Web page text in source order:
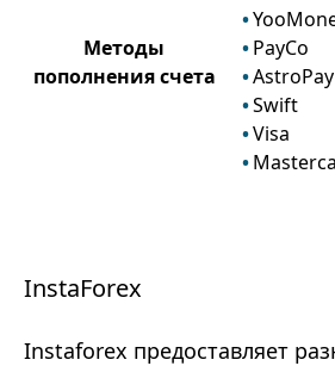
Методы
пополнения счета
PayCo
AstroPay
Swift
Visa
InstaForex
Instaforex предоставляет